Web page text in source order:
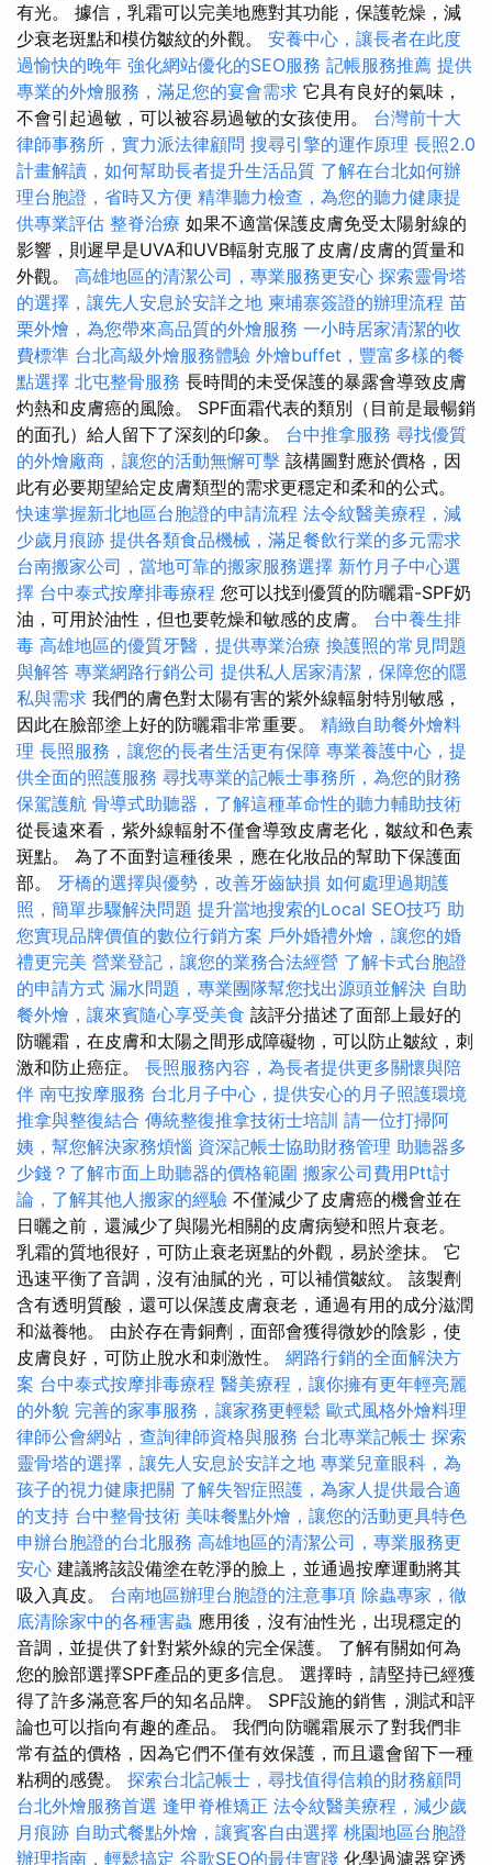
有光。 據信，乳霜可以完美地應對其功能，保護乾燥，減
少衰老斑點和模仿皺紋的外觀。 安養中心，讓長者在此度
過愉快的晚年 強化網站優化的SEO服務 記帳服務推薦 提供
專業的外燴服務，滿足您的宴會需求 它具有良好的氣味，
不會引起過敏，可以被容易過敏的女孩使用。 台灣前十大
律師事務所，實力派法律顧問 搜尋引擎的運作原理 長照2.0
計畫解讀，如何幫助長者提升生活品質 了解在台北如何辦
理台胞證，省時又方便 精準聽力檢查，為您的聽力健康提
供專業評估 整脊治療 如果不適當保護皮膚免受太陽射線的
影響，則遲早是UVA和UVB輻射克服了皮膚/皮膚的質量和
外觀。 高雄地區的清潔公司，專業服務更安心 探索靈骨塔
的選擇，讓先人安息於安詳之地 柬埔寨簽證的辦理流程 苗
栗外燴，為您帶來高品質的外燴服務 一小時居家清潔的收
費標準 台北高級外燴服務體驗 外燴buffet，豐富多樣的餐
點選擇 北屯整骨服務 長時間的未受保護的暴露會導致皮膚
灼熱和皮膚癌的風險。 SPF面霜代表的類別（目前是最暢銷
的面孔）給人留下了深刻的印象。 台中推拿服務 尋找優質
的外燴廠商，讓您的活動無懈可擊 該構圖對應於價格，因
此有必要期望給定皮膚類型的需求更穩定和柔和的公式。
快速掌握新北地區台胞證的申請流程 法令紋醫美療程，減
少歲月痕跡 提供各類食品機械，滿足餐飲行業的多元需求
台南搬家公司，當地可靠的搬家服務選擇 新竹月子中心選
擇 台中泰式按摩排毒療程 您可以找到優質的防曬霜-SPF奶
油，可用於油性，但也要乾燥和敏感的皮膚。 台中養生排
毒 高雄地區的優質牙醫，提供專業治療 換護照的常見問題
與解答 專業網路行銷公司 提供私人居家清潔，保障您的隱
私與需求 我們的膚色對太陽有害的紫外線輻射特別敏感，
因此在臉部塗上好的防曬霜非常重要。 精緻自助餐外燴料
理 長照服務，讓您的長者生活更有保障 專業養護中心，提
供全面的照護服務 尋找專業的記帳士事務所，為您的財務
保駕護航 骨導式助聽器，了解這種革命性的聽力輔助技術
從長遠來看，紫外線輻射不僅會導致皮膚老化，皺紋和色素
斑點。 為了不面對這種後果，應在化妝品的幫助下保護面
部。 牙橋的選擇與優勢，改善牙齒缺損 如何處理過期護
照，簡單步驟解決問題 提升當地搜索的Local SEO技巧 助
您實現品牌價值的數位行銷方案 戶外婚禮外燴，讓您的婚
禮更完美 營業登記，讓您的業務合法經營 了解卡式台胞證
的申請方式 漏水問題，專業團隊幫您找出源頭並解決 自助
餐外燴，讓來賓隨心享受美食 該評分描述了面部上最好的
防曬霜，在皮膚和太陽之間形成障礙物，可以防止皺紋，刺
激和防止癌症。 長照服務內容，為長者提供更多關懷與陪
伴 南屯按摩服務 台北月子中心，提供安心的月子照護環境
推拿與整復結合 傳統整復推拿技術士培訓 請一位打掃阿
姨，幫您解決家務煩惱 資深記帳士協助財務管理 助聽器多
少錢？了解市面上助聽器的價格範圍 搬家公司費用Ptt討
論，了解其他人搬家的經驗 不僅減少了皮膚癌的機會並在
日曬之前，還減少了與陽光相關的皮膚病變和照片衰老。
乳霜的質地很好，可防止衰老斑點的外觀，易於塗抹。 它
迅速平衡了音調，沒有油膩的光，可以補償皺紋。 該製劑
含有透明質酸，還可以保護皮膚衰老，通過有用的成分滋潤
和滋養牠。 由於存在青銅劑，面部會獲得微妙的陰影，使
皮膚良好，可防止脫水和刺激性。 網路行銷的全面解決方
案 台中泰式按摩排毒療程 醫美療程，讓你擁有更年輕亮麗
的外貌 完善的家事服務，讓家務更輕鬆 歐式風格外燴料理
律師公會網站，查詢律師資格與服務 台北專業記帳士 探索
靈骨塔的選擇，讓先人安息於安詳之地 專業兒童眼科，為
孩子的視力健康把關 了解失智症照護，為家人提供最合適
的支持 台中整骨技術 美味餐點外燴，讓您的活動更具特色
申辦台胞證的台北服務 高雄地區的清潔公司，專業服務更
安心 建議將該設備塗在乾淨的臉上，並通過按摩運動將其
吸入真皮。 台南地區辦理台胞證的注意事項 除蟲專家，徹
底清除家中的各種害蟲 應用後，沒有油性光，出現穩定的
音調，並提供了針對紫外線的完全保護。 了解有關如何為
您的臉部選擇SPF產品的更多信息。 選擇時，請堅持已經獲
得了許多滿意客戶的知名品牌。 SPF設施的銷售，測試和評
論也可以指向有趣的產品。 我們向防曬霜展示了對我們非
常有益的價格，因為它們不僅有效保護，而且還會留下一種
粘稠的感覺。 探索台北記帳士，尋找值得信賴的財務顧問
台北外燴服務首選 逢甲脊椎矯正 法令紋醫美療程，減少歲
月痕跡 自助式餐點外燴，讓賓客自由選擇 桃園地區台胞證
辦理指南，輕鬆搞定 谷歌SEO的最佳實踐 化學過濾器穿透